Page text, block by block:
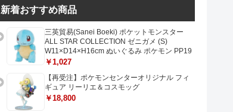
新着おすすめ商品
三英貿易(Sanei Boeki) ポケットモンスター
ALL STAR COLLECTION ゼニガメ (S)
W11×D14×H16cm ぬいぐるみ ポケモン PP19
￥1,027
【再受注】ポケモンセンターオリジナル フィ
ギュア リーリエ＆コスモッグ
￥18,800